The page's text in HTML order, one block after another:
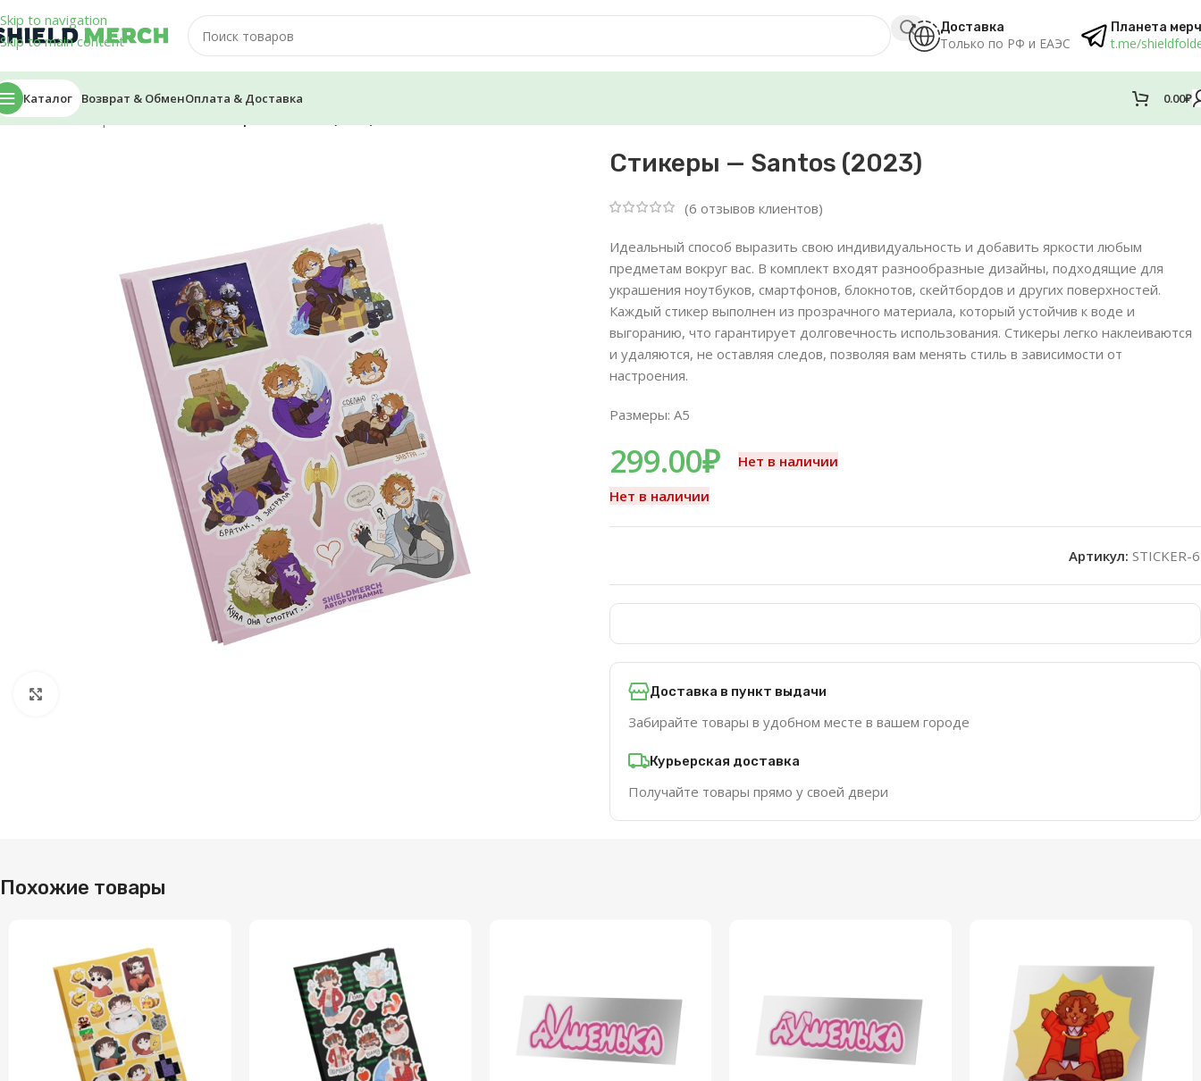
Skip to navigation
Skip to main content
Доставка
Только по РФ и ЕАЭС
Планета
t.me/
Каталог Возврат & ОбменОплата & Доставка 0.00₽
Главная/Стикеры и Наклейки
Стикеры — Santos (2023)
(6 отзывов клиентов)
Идеальный способ выразить свою индивидуальность и добавить яркости любым
предметам вокруг вас. В комплект входят разнообразные дизайны, подходящие для
украшения ноутбуков, смартфонов, блокнотов, скейтбордов и других поверхностей.
Каждый стикер выполнен из прозрачного материала, который устойчив к воде и
выгоранию, что гарантирует долговечность использования. Стикеры легко наклеиваются
и удаляются, не оставляя следов, позволяя вам менять стиль в зависимости от
настроения.
Размеры: A5
299.00₽
Нет в наличии
Нет в наличии
Артикул: STICKER-6
Доставка в пункт выдачи
Забирайте товары в удобном месте в вашем городе
Курьерская доставка
Получайте товары прямо у своей двери
Похожие товары